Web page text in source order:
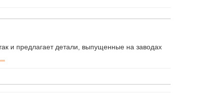
и предлагает детали, выпущенные на заводах